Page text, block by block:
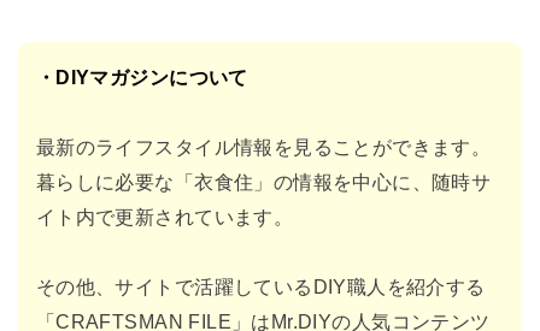
・DIYマガジンについて
最新のライフスタイル情報を見ることができます。
暮らしに必要な「衣食住」の情報を中心に、随時サ
イト内で更新されています。
その他、サイトで活躍しているDIY職人を紹介する
「CRAFTSMAN FILE」はMr.DIYの人気コンテンツ